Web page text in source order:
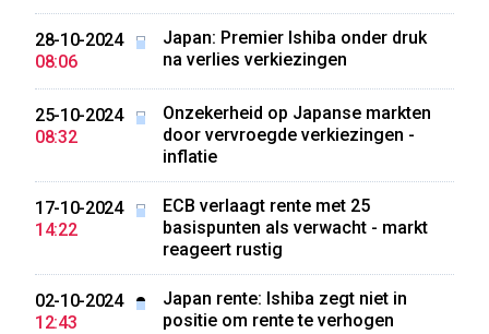
28-10-2024
08:06
Japan: Premier Ishiba onder druk
na verlies verkiezingen
25-10-2024
08:32
Onzekerheid op Japanse markten
door vervroegde verkiezingen -
inflatie
17-10-2024
14:22
ECB verlaagt rente met 25
basispunten als verwacht - markt
reageert rustig
02-10-2024
12:43
Japan rente: Ishiba zegt niet in
positie om rente te verhogen